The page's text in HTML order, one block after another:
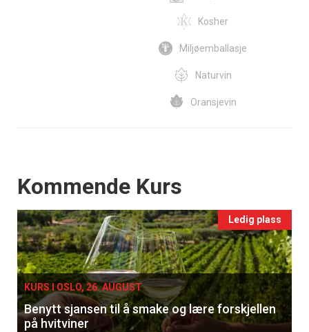
Kosher
Miljøemballasje
Naturvin
Oransjevin
Events
Kommende Kurs
Ledig plass
KURS I OSLO, 26. AUGUST
Benytt sjansen til å smake og lære forskjellen
på hvitviner